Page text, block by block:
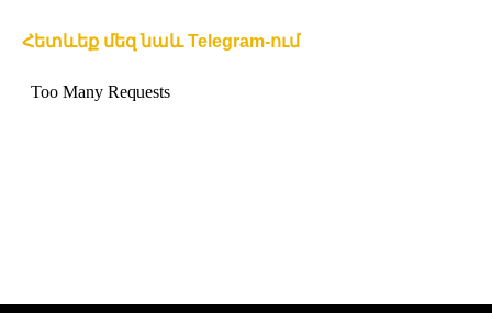
Հետևեք մեզ նաև Telegram-ում